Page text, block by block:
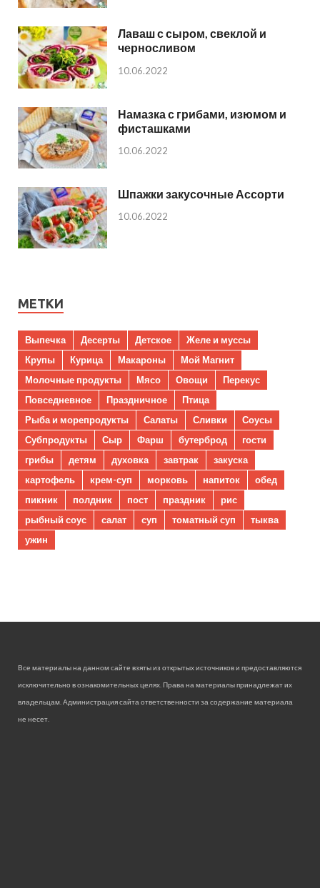
Лаваш с сыром, свеклой и
черносливом
10.06.2022
Намазка с грибами, изюмом и
фисташками
10.06.2022
Шпажки закусочные Ассорти
10.06.2022
МЕТКИ
Выпечка Десерты Детское
Желе и муссы
Крупы
Курица Макароны
Мой Магнит
Молочные продукты
Мясо Овощи
Перекус
Повседневное
Праздничное
Птица
Рыба и морепродукты
Салаты Сливки
Соусы
Субпродукты
Сыр Фарш бутерброд
гости
грибы
детям духовка завтрак
закуска
картофель
крем-суп морковь напиток
обед
пикник
полдник пост праздник
рис
рыбный соус
салат суп томатный суп
тыква
ужин
Все материалы на данном сайте взяты из открытых источников и предоставляются
исключительно в ознакомительных целях. Права на материалы принадлежат их
владельцам. Администрация сайта ответственности за содержание материала
не несет.